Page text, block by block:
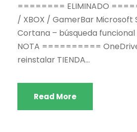
======== ELIMINADO
/ XBOX / GamerBar Microsoft
Cortana – búsqueda
NOTA ==========
reinstalar TIENDA...
Read More